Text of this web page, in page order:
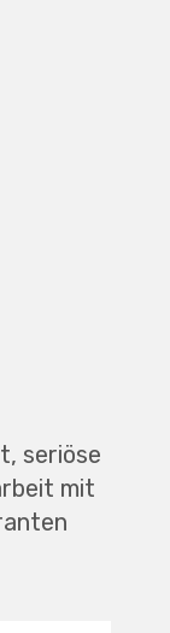
seriöse
mit